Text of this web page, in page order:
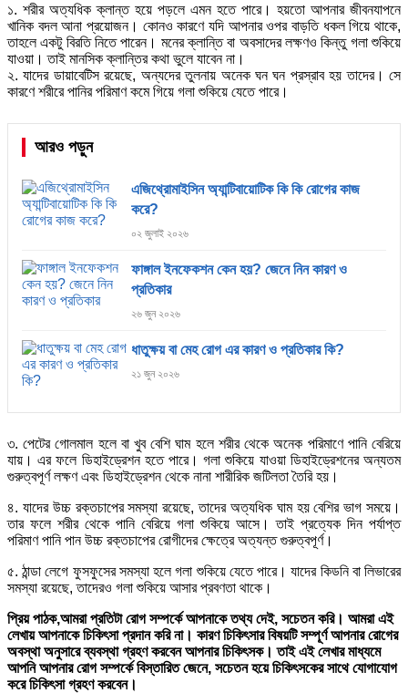
১. শরীর অত্যধিক ক্লান্ত হয়ে পড়লে এমন হতে পারে। হয়তো আপনার জীবনযাপনে
খানিক বদল আনা প্রয়োজন। কোনও কারণে যদি আপনার ওপর বাড়তি ধকল গিয়ে থাকে,
তাহলে একটু বিরতি নিতে পারেন। মনের ক্লান্তি বা অবসাদের লক্ষণও কিন্তু গলা শুকিয়ে
যাওয়া। তাই মানসিক ক্লান্তির কথা ভুলে যাবেন না।
২. যাদের ডায়াবেটিস রয়েছে, অন্যদের তুলনায় অনেক ঘন ঘন প্রস্রাব হয় তাদের। সে
কারণে শরীরে পানির পরিমাণ কমে গিয়ে গলা শুকিয়ে যেতে পারে।
আরও পড়ুন
এজিথ্রোমাইসিন অ্যান্টিবায়োটিক কি কি রোগের কাজ
করে?
০২ জুলাই ২০২৬
ফাঙ্গাল ইনফেকশন কেন হয়? জেনে নিন কারণ ও
প্রতিকার
২৬ জুন ২০২৬
ধাতুক্ষয় বা মেহ রোগ এর কারণ ও প্রতিকার কি?
২১ জুন ২০২৬
৩. পেটের গোলমাল হলে বা খুব বেশি ঘাম হলে শরীর থেকে অনেক পরিমাণে পানি বেরিয়ে
যায়। এর ফলে ডিহাইড্রেশন হতে পারে। গলা শুকিয়ে যাওয়া ডিহাইড্রেশনের অন্যতম
গুরুত্বপূর্ণ লক্ষণ এবং ডিহাইড্রেশন থেকে নানা শারীরিক জটিলতা তৈরি হয়।
৪. যাদের উচ্চ রক্তচাপের সমস্যা রয়েছে, তাদের অত্যধিক ঘাম হয় বেশির ভাগ সময়ে।
তার ফলে শরীর থেকে পানি বেরিয়ে গলা শুকিয়ে আসে। তাই প্রত্যেক দিন পর্যাপ্ত
পরিমাণ পানি পান উচ্চ রক্তচাপের রোগীদের ক্ষেত্রে অত্যন্ত গুরুত্বপূর্ণ।
৫. ঠান্ডা লেগে ফুসফুসের সমস্যা হলে গলা শুকিয়ে যেতে পারে। যাদের কিডনি বা লিভারের
সমস্যা রয়েছে, তাদেরও গলা শুকিয়ে আসার প্রবণতা থাকে।
প্রিয় পাঠক,আমরা প্রতিটা রোগ সম্পর্কে আপনাকে তথ্য দেই, সচেতন করি। আমরা এই
লেখায় আপনাকে চিকিৎসা প্রদান করি না। কারণ চিকিৎসার বিষয়টি সম্পূর্ণ আপনার রোগের
অবস্থা অনুসারে ব্যবস্থা গ্রহণ করবেন আপনার চিকিৎসক। তাই এই লেখার মাধ্যমে
আপনি আপনার রোগ সম্পর্কে বিস্তারিত জেনে, সচেতন হয়ে চিকিৎসকের সাথে যোগাযোগ
করে চিকিৎসা গ্রহণ করবেন।